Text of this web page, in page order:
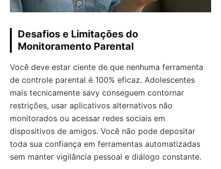
Desafios e Limitações do
Monitoramento Parental
Você deve estar ciente de que nenhuma ferramenta
de controle parental é 100% eficaz. Adolescentes
mais tecnicamente savy conseguem contornar
restrições, usar aplicativos alternativos não
monitorados ou acessar redes sociais em
dispositivos de amigos. Você não pode depositar
toda sua confiança em ferramentas automatizadas
sem manter vigilância pessoal e diálogo constante.